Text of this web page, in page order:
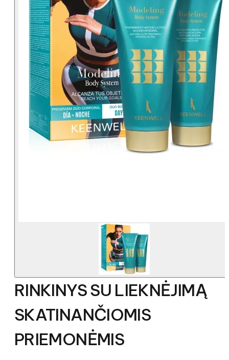
RINKINYS SU LIEKNĖJIMĄ
SKATINANČIOMIS
PRIEMONĖMIS